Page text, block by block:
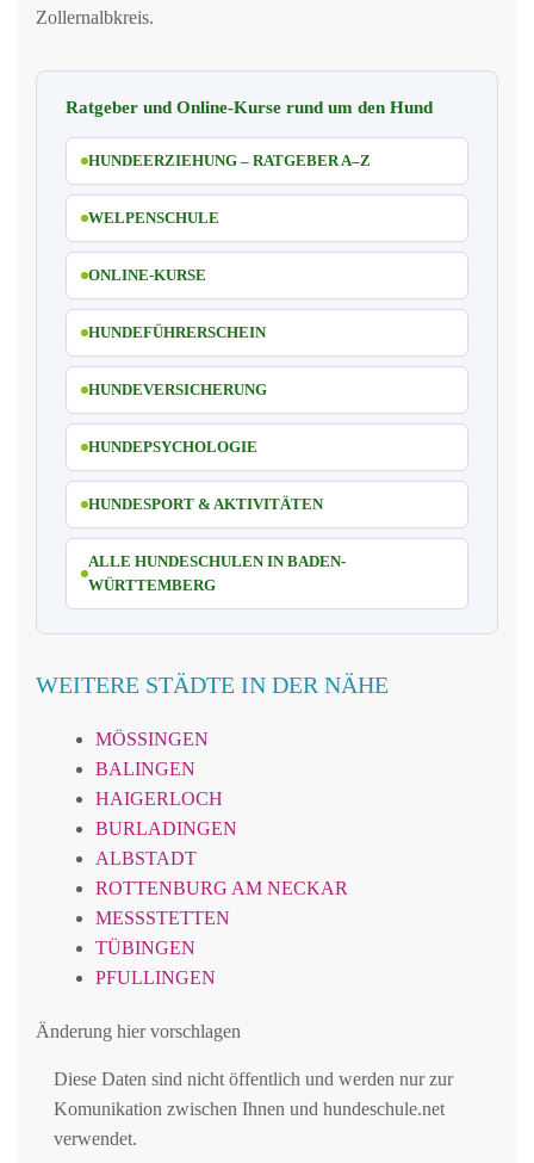
Zollernalbkreis.
Ratgeber und Online-Kurse rund um den Hund
HUNDEERZIEHUNG – RATGEBER A–Z
WELPENSCHULE
ONLINE-KURSE
HUNDEFÜHRERSCHEIN
HUNDEVERSICHERUNG
HUNDEPSYCHOLOGIE
HUNDESPORT & AKTIVITÄTEN
ALLE HUNDESCHULEN IN BADEN-
WÜRTTEMBERG
WEITERE STÄDTE IN DER NÄHE
MÖSSINGEN
BALINGEN
HAIGERLOCH
BURLADINGEN
ALBSTADT
ROTTENBURG AM NECKAR
MESSSTETTEN
TÜBINGEN
PFULLINGEN
Änderung hier vorschlagen
Diese Daten sind nicht öffentlich und werden nur zur
Komunikation zwischen Ihnen und hundeschule.net
verwendet.